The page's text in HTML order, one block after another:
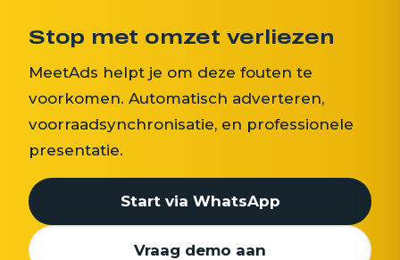
Stop met omzet verliezen
MeetAds helpt je om deze fouten te
voorkomen. Automatisch adverteren,
voorraadsynchronisatie, en professionele
presentatie.
Start via WhatsApp
Vraag demo aan